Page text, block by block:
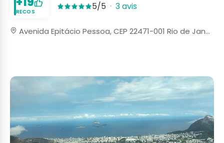
RECOS 5/5 · 3 avis
Avenida Epitácio Pessoa, CEP 22471-001 Rio de Janeiro, Brésil